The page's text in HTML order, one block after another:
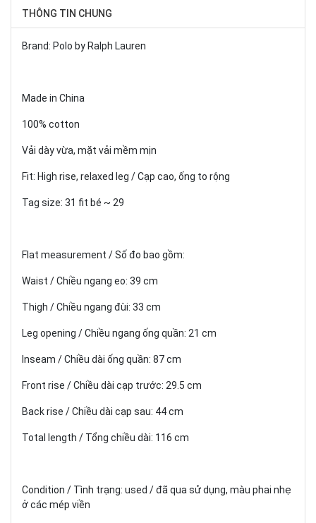
THÔNG TIN CHUNG
Brand: Polo by Ralph Lauren
Made in China
100% cotton
Vải dày vừa, mặt vải mềm mịn
Fit: High rise, relaxed leg / Cạp cao, ống to rộng
Tag size: 31 fit bé ~ 29
Flat measurement / Số đo bao gồm:
Waist / Chiều ngang eo: 39 cm
Thigh / Chiều ngang đùi: 33 cm
Leg opening / Chiều ngang ống quần: 21 cm
Inseam / Chiều dài ống quần: 87 cm
Front rise / Chiều dài cạp trước: 29.5 cm
Back rise / Chiều dài cạp sau: 44 cm
Total length / Tổng chiều dài: 116 cm
Condition / Tình trạng: used / đã qua sử dụng, màu phai nhẹ
ở các mép viền